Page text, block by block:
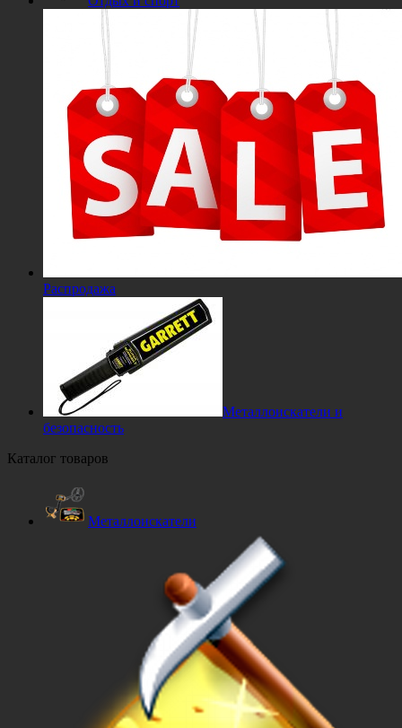
Распродажа
Металлоискатели и
безопасность
Каталог товаров
Металлоискатели